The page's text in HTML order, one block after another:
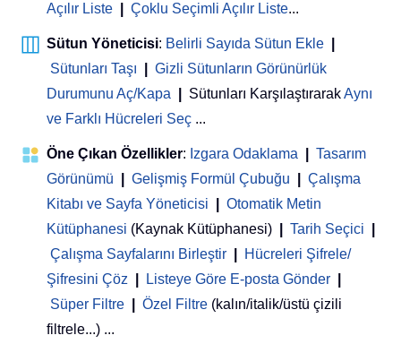
Açılır Liste
Çoklu Seçimli Açılır Liste...
Sütun Yöneticisi: Belirli Sayıda Sütun Ekle
Sütunları Taşı
Gizli Sütunların Görünürlük
Durumunu Aç/Kapa
Sütunları KarşılaştırarakAynı
ve Farklı Hücreleri Seç ...
Öne Çıkan Özellikler: Izgara Odaklama
Tasarım
Görünümü
Gelişmiş Formül Çubuğu
Çalışma
Kitabı ve Sayfa Yöneticisi
Otomatik Metin
Kütüphanesi (Kaynak Kütüphanesi) Tarih Seçici
Çalışma Sayfalarını Birleştir
Hücreleri Şifrele/
Şifresini Çöz
Listeye Göre E-posta Gönder
Süper Filtre
Özel Filtre (kalın/italik/üstü çizili
filtrele...) ...